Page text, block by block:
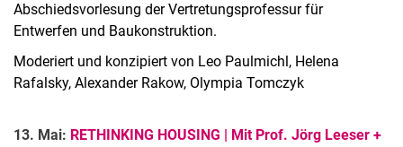
Abschiedsvorlesung der Vertretungsprofessur für
Entwerfen und Baukonstruktion.
Moderiert und konzipiert von Leo Paulmichl, Helena
Rafalsky, Alexander Rakow, Olympia Tomczyk
13. Mai: RETHINKING HOUSING | Mit Prof. Jörg Leeser +